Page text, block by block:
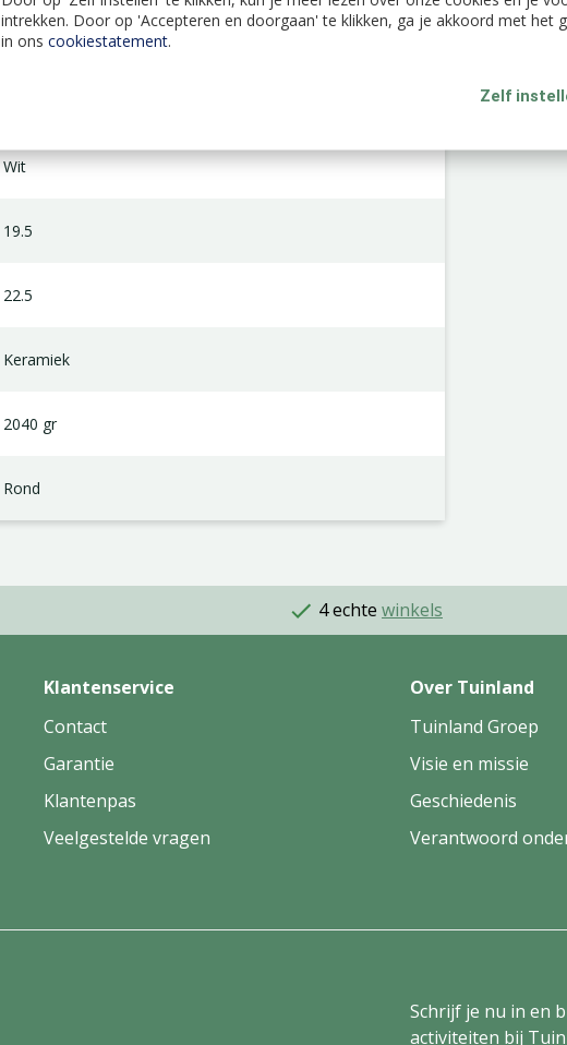
intrekken. Door op 'Accepteren en doorgaan' te klikken, ga je akkoord met het
in ons cookiestatement.
Zelf
8717336310087
Wit
19.5
22.5
Keramiek
2040 gr
Rond
4 echte winkels
Klantenservice
Contact
Garantie
Klantenpas
Veelgestelde vragen
Over Tuinland
Tuinland Groep
Visie en missie
Geschiedenis
Verantwoord
Schrijf je nu in en
activiteiten bij